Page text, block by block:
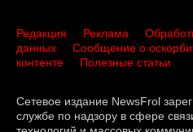
Редакция Реклама
данных
Сообщение о
контенте
Полезные статьи
Сетевое издание NewsFrol
службе по надзору в сфере